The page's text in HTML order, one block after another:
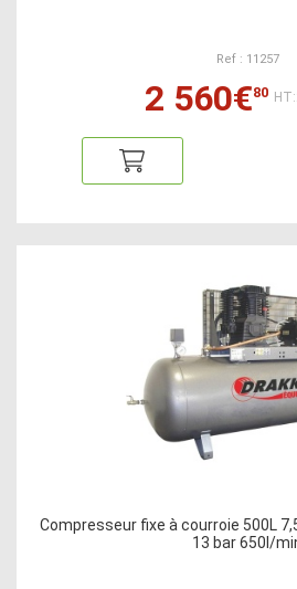
Ref : 11257
2 560€80
Compresseur fixe à courroie 500L
13 bar 650l/